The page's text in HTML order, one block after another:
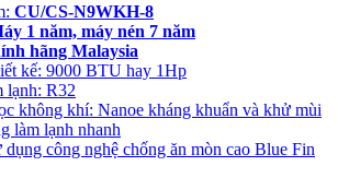
CU/CS-N9WKH-8
1 năm, máy nén 7 năm
hãng Malaysia
kế: 9000 BTU hay 1Hp
lạnh: R32
không khí: Nanoe kháng khuẩn và khử mùi
làm lạnh nhanh
dụng công nghệ chống ăn mòn cao Blue Fin